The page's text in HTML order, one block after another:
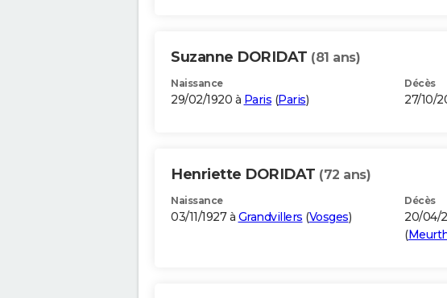
Suzanne DORIDAT (81 ans)
Naissance
29/02/1920 à Paris (Paris)
Décès
27/10/
Henriette DORIDAT (72 ans)
Naissance
03/11/1927 à Grandvillers (Vosges)
Décès
20/04/
(